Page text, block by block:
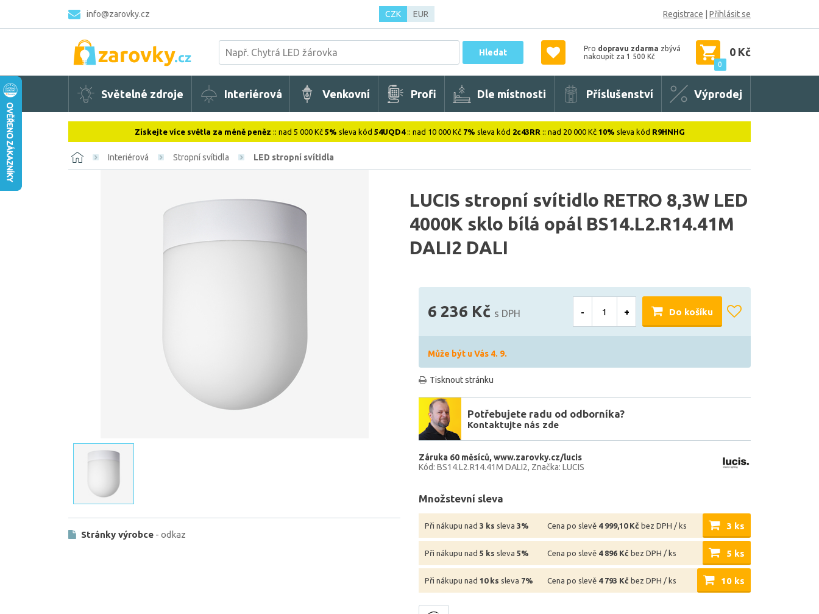
info@zarovky.cz CZK EUR Registrace Přihlásit se
Hledat Pro dopravu zdarma zbývá
nakoupit za 1 500 Kč
0
0 Kč
Světelné zdroje Interiérová Venkovní Profi Dle místnosti Příslušenství Výprodej
Získejte více světla za méně peněz :: nad 5 000 Kč 5% sleva kód 54UQD4:: nad 10 000 Kč 7% sleva kód 2c43RR :: nad 20 000 Kč 10% sleva kód R9HNHG
Interiérová Stropní svítidla LED stropní svítidla
LUCIS stropní svítidlo RETRO 8,3W LED
4000K sklo bílá opál BS14.L2.R14.41M
DALI2 DALI
Stránky výrobce - odkaz
6 236 Kč s DPH - + Do košíku
Může být u Vás 4. 9.
Tisknout stránku
Potřebujete radu od odborníka?
Kontaktujte nás zde
Záruka 60 měsíců www.zarovky.cz/lucis
Kód: BS14.L2.R14.41M DALI2 Značka: LUCIS
Množstevní sleva
Při nákupu nad 3 ks sleva 3% Cena po slevě 4 999,10 Kč bez DPH / ks 3 ks
Při nákupu nad 5 ks sleva 5% Cena po slevě 4 896 Kč bez DPH / ks 5 ks
Při nákupu nad 10 ks sleva 7% Cena po slevě 4 793 Kč bez DPH / ks 10 ks